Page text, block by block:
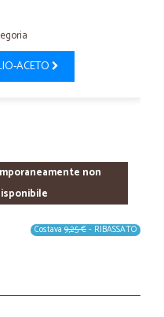
ACETO
non
Costava 9,25 €- RIBASSATO